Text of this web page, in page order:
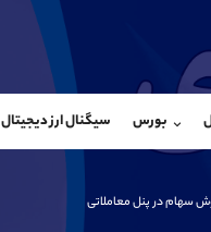
بورس سیگنال ارز دیجیتال
سهام در پنل معاملاتی
@Armteam_admin_104